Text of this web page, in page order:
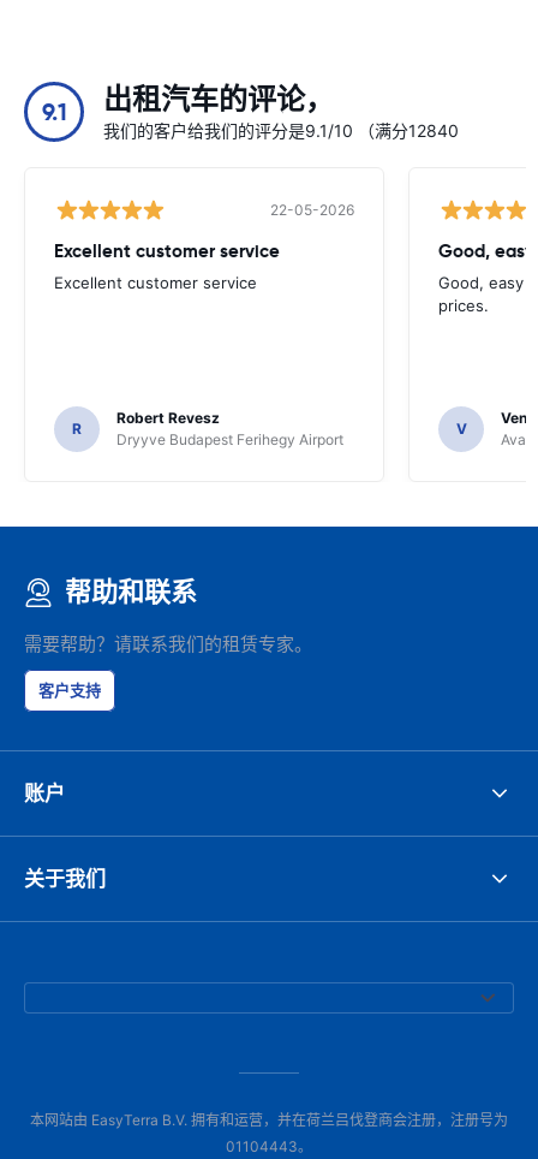
9.1 出租汽车的评论，
我们的客户给我们的评分是9.1/10 （满分12840
22-05-2026
Excellent customer service
Excellent customer service
R
Robert Revesz
Dryyve Budapest Ferihegy Airport
Good,
Good, easy
prices.
V
帮助和联系
需要帮助？请联系我们的租赁专家。
客户支持
账户
关于我们
本网站由 EasyTerra B.V. 拥有和运营，并在荷兰吕伐登商会注册，注册号为
01104443。